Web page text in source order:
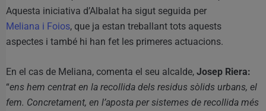
Aquesta iniciativa d’Albalat ha sigut seguida per
Meliana i Foios, que ja estan treballant tots aquests
aspectes i també hi han fet les primeres actuacions.
En el cas de Meliana, comenta el seu alcalde, Josep Riera:
“ens hem centrat en la recollida dels residus sòlids urbans, el
fem. Concretament, en l’aposta per sistemes de recollida més